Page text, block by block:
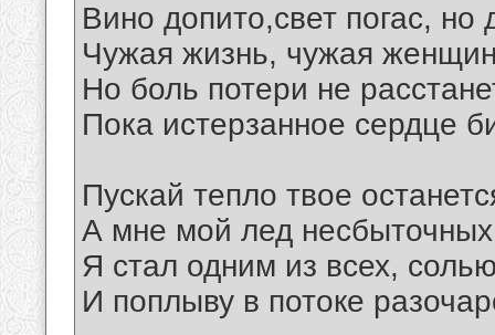
Вино допито,свет погас, но
Чужая жизнь, чужая
Но боль потери не
Пока истерзанное сердце
Пускай тепло твое
А мне мой лед
Я стал одним из всех,
И поплыву в потоке